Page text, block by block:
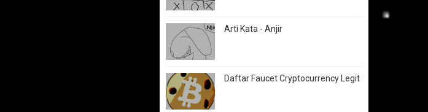
Arti Kata - Anjir
Daftar Faucet Cryptocurrency Legit